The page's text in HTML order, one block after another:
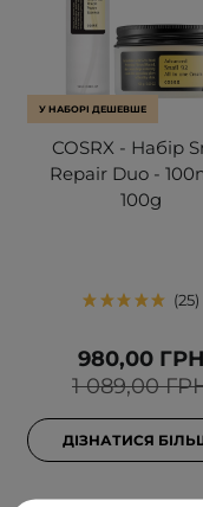
У НАБОРІ ДЕШЕВШЕ
COSRX - Набір
Repair Duo -
100g
25
1 089,00
980,00 ГРН
ДІЗНАТИСЯ